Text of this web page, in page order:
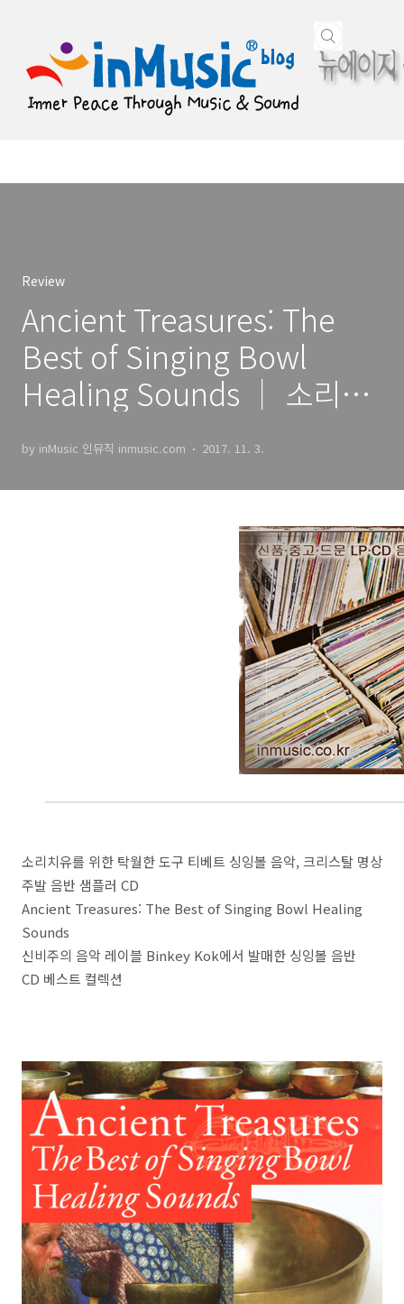
Review
Ancient Treasures: The
Best of Singing Bowl
Healing Sounds ｜ 소리치
음향의 진수, 신비주의 음악
｜ by inMusic 인뮤직
by inMusic 인뮤직 inmusic.com 2017. 11. 3.
소리치유를 위한 탁월한 도구 티베트 싱잉볼 음악, 크리스탈 명상
주발 음반 샘플러 CD
Ancient Treasures: The Best of Singing Bowl Healing
Sounds
신비주의 음악 레이블 Binkey Kok에서 발매한 싱잉볼 음반
CD 베스트 컬렉션